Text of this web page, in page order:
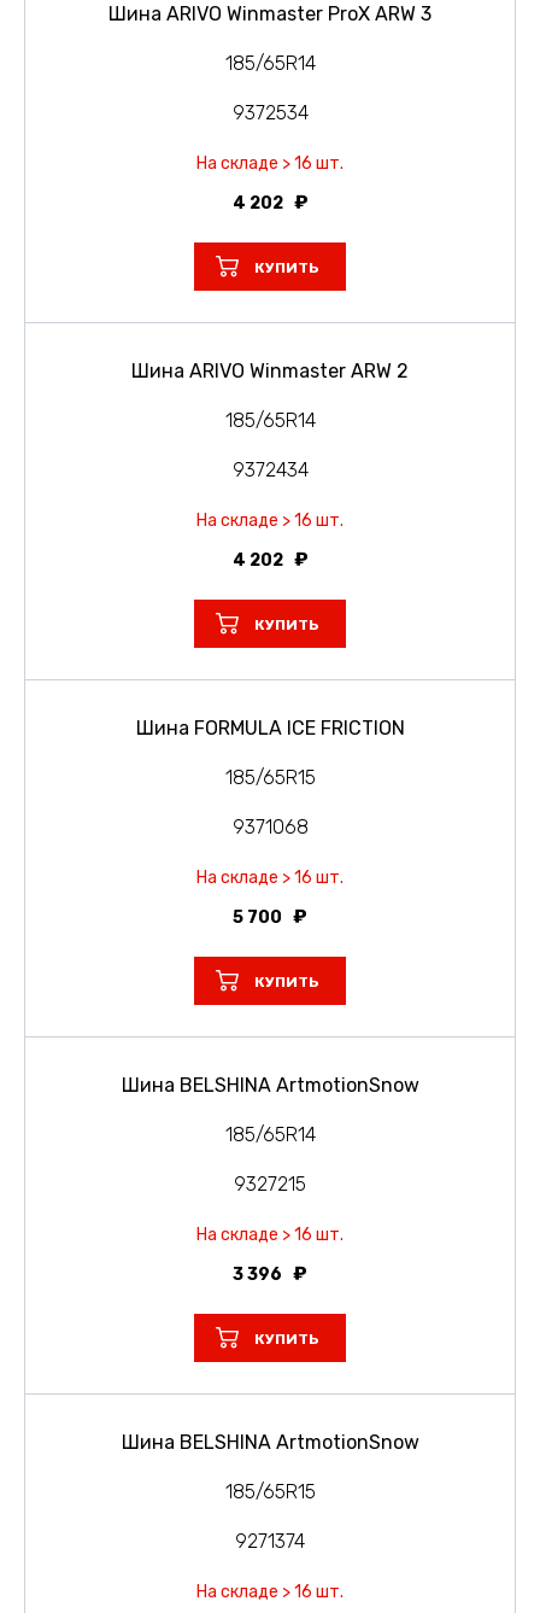
Шина ARIVO Winmaster ProX ARW 3
185/65R14
9372534
На складе > 16 шт.
4 202
КУПИТЬ
Шина ARIVO Winmaster ARW 2
185/65R14
9372434
На складе > 16 шт.
4 202
КУПИТЬ
Шина FORMULA ICE FRICTION
185/65R15
9371068
На складе > 16 шт.
5 700
КУПИТЬ
Шина BELSHINA ArtmotionSnow
185/65R14
9327215
На складе > 16 шт.
3 396
КУПИТЬ
Шина BELSHINA ArtmotionSnow
185/65R15
9271374
На складе > 16 шт.